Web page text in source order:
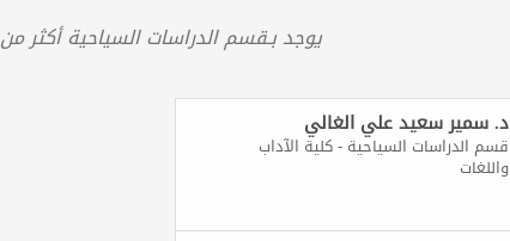
يوجد بـقسم الدراسات السياحية أكثر من 16 عضو هيئة تدريس
د. سمير سعيد علي الغالي
قسم الدراسات السياحية - كلية الآداب
واللغات